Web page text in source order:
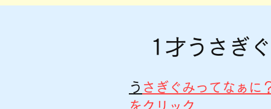
1才 うさぎ
​ うさぎぐみってな
をクリック